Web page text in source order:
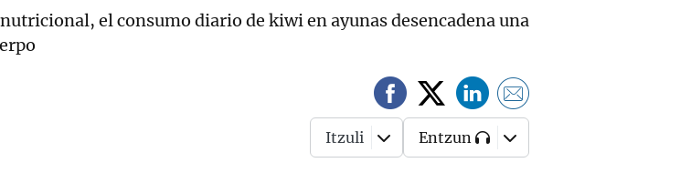
el consumo diario de kiwi en ayunas desencadena una
Itzuli Entzun